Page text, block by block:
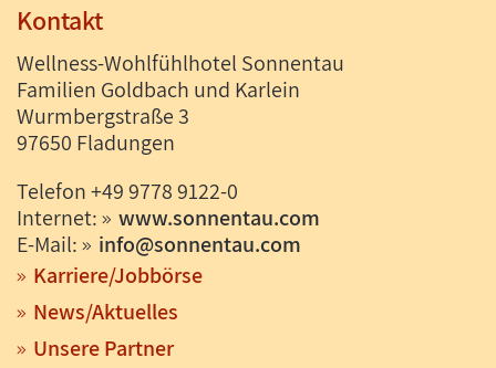
Kontakt
Wellness-Wohlfühlhotel Sonnentau
Familien Goldbach und Karlein
Wurmbergstraße 3
97650 Fladungen
Telefon +49 9778 9122-0
Internet:
www.sonnentau.com
E-Mail:
info@sonnentau.com
Karriere/Jobbörse
News/Aktuelles
Unsere Partner